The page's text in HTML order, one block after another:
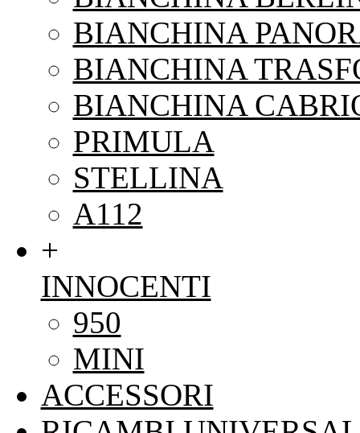
BIANCHINA
BIANCHINA
BIANCHINA
PRIMULA
STELLINA
A112
+
INNOCENTI
950
MINI
ACCESSORI